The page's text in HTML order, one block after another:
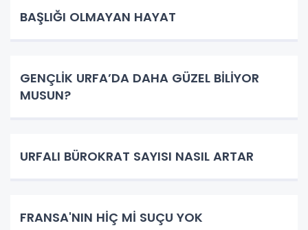
BAŞLIĞI OLMAYAN HAYAT
GENÇLİK URFA’DA DAHA GÜZEL BİLİYOR
MUSUN?
URFALI BÜROKRAT SAYISI NASIL ARTAR
FRANSA'NIN HİÇ Mİ SUÇU YOK